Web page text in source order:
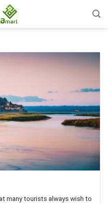
many tourists always wish to